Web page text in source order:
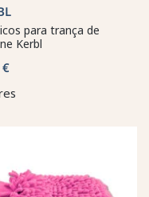
para trança de
Kerbl
€